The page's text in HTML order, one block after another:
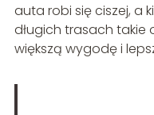
auta robi się ciszej, a
długich trasach takie
większą wygodę i